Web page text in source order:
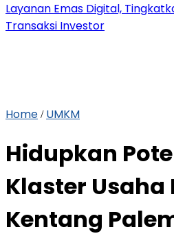
Layanan Emas Digital,
Transaksi Investor
Home / UMKM
Hidupkan
Klaster Usaha
Kentang